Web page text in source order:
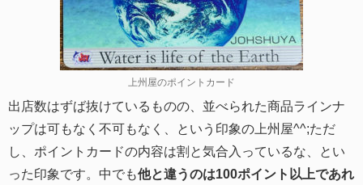
上州屋のポイントカード
出店数はずば抜けているものの、並べられた商品ラインナ
ップは可もなく不可もなく、という印象の上州屋^^;ただ
し、ポイントカードの内容は割と気合入っているな、とい
った印象です。中でも他と違うのは100ポイント以上であれ